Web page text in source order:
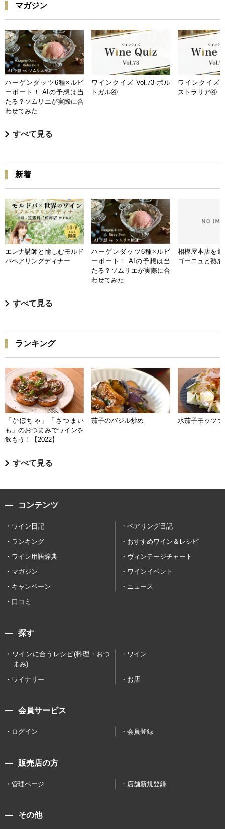
マガジン
ハーゲンダッツ6種×ルビ
ーポート！ AIの予想は当
たる？ソムリエが実際に合
わせてみた
ワインクイズ Vol.73 ポル
トガル④
ワインクイズ
ストラリア④
すべて見る
新着
エレナ講師と愉しむモルド
バペアリングディナー
ハーゲンダッツ6種×ルビ
ーポート！ AIの予想は当
たる？ソムリエが実際に合
わせてみた
相模屋本店を
ゴーニュと熟
すべて見る
ランキング
「かぼちゃ」「さつまい
も」のおつまみでワインを
飲もう！【2022】
茄子のバジル炒め 水茄子モッツァ
すべて見る
コンテンツ
ワイン日記
ペアリング日記
ランキング
おすすめワイン＆レシピ
ワイン用語辞典
ヴィンテージチャート
マガジン
ワインイベント
キャンペーン
ニュース
口コミ
探す
ワインに合うレシピ(料理・おつ
まみ)
ワイン
ワイナリー お店
会員サービス
ログイン 会員登録
販売店の方
管理ページ 店舗新規登録
その他